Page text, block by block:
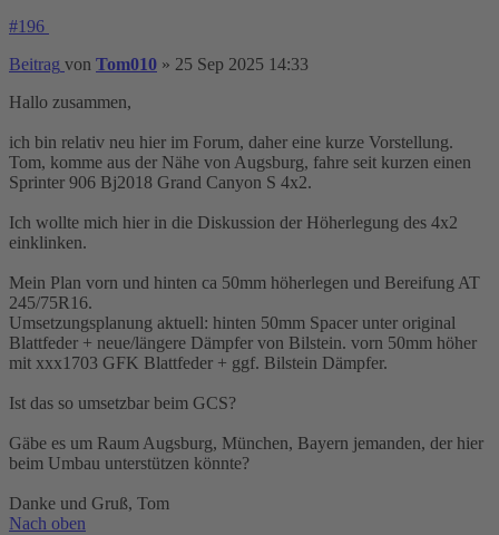
#196
Beitrag von Tom010 » 25 Sep 2025 14:33
Hallo zusammen,
ich bin relativ neu hier im Forum, daher eine kurze Vorstellung.
Tom, komme aus der Nähe von Augsburg, fahre seit kurzen einen
Sprinter 906 Bj2018 Grand Canyon S 4x2.
Ich wollte mich hier in die Diskussion der Höherlegung des 4x2
einklinken.
Mein Plan vorn und hinten ca 50mm höherlegen und Bereifung AT
245/75R16.
Umsetzungsplanung aktuell: hinten 50mm Spacer unter original
Blattfeder + neue/längere Dämpfer von Bilstein. vorn 50mm höher
mit xxx1703 GFK Blattfeder + ggf. Bilstein Dämpfer.
Ist das so umsetzbar beim GCS?
Gäbe es um Raum Augsburg, München, Bayern jemanden, der hier
beim Umbau unterstützen könnte?
Danke und Gruß, Tom
Nach oben